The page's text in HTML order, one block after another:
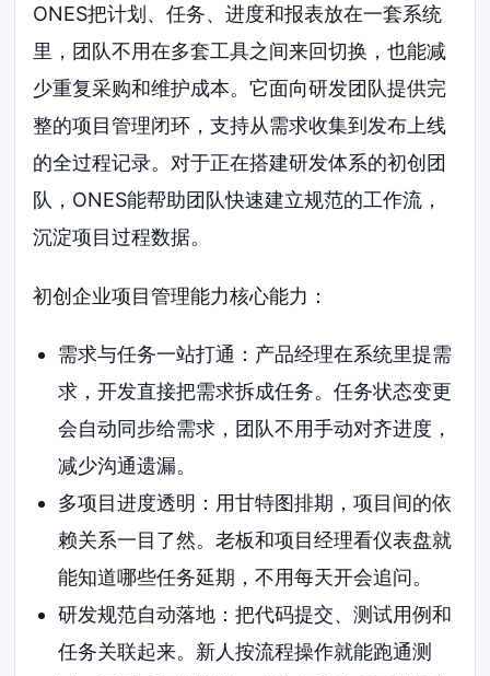
ONES把计划、任务、进度和报表放在一套系统
里，团队不用在多套工具之间来回切换，也能减
少重复采购和维护成本。它面向研发团队提供完
整的项目管理闭环，支持从需求收集到发布上线
的全过程记录。对于正在搭建研发体系的初创团
队，ONES能帮助团队快速建立规范的工作流，
沉淀项目过程数据。
初创企业项目管理能力核心能力：
需求与任务一站打通：产品经理在系统里提需
求，开发直接把需求拆成任务。任务状态变更
会自动同步给需求，团队不用手动对齐进度，
减少沟通遗漏。
多项目进度透明：用甘特图排期，项目间的依
赖关系一目了然。老板和项目经理看仪表盘就
能知道哪些任务延期，不用每天开会追问。
研发规范自动落地：把代码提交、测试用例和
任务关联起来。新人按流程操作就能跑通测